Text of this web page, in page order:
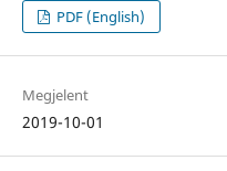
PDF (English)
Megjelent
2019-10-01